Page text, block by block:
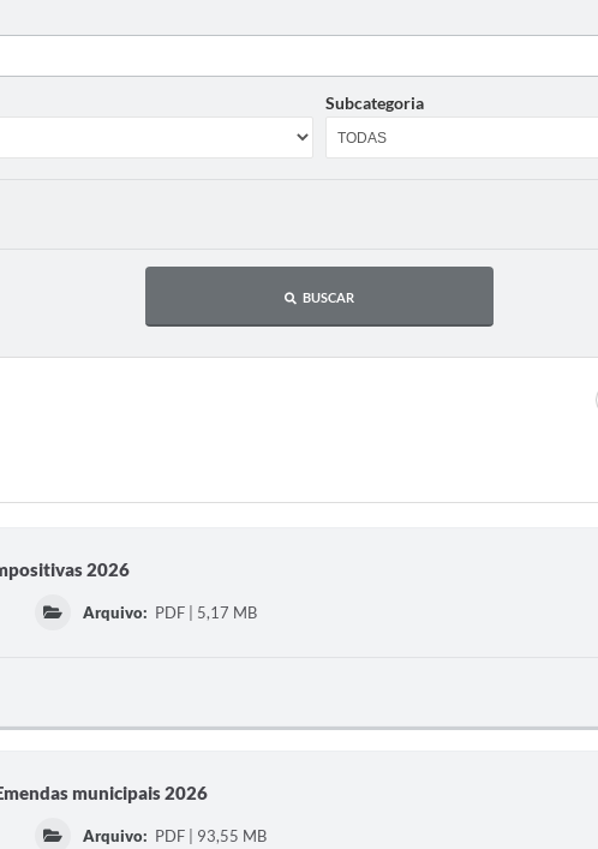
Subcategoria
BUSCAR
2026
Arquivo: PDF | 5,17 MB
municipais 2026
Arquivo: PDF | 93,55 MB